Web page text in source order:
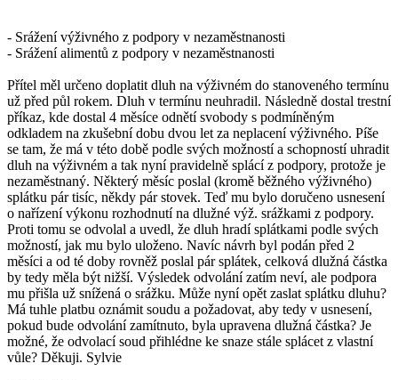
- Srážení výživného z podpory v nezaměstnanosti
- Srážení alimentů z podpory v nezaměstnanosti
Přítel měl určeno doplatit dluh na výživném do stanoveného termínu
už před půl rokem. Dluh v termínu neuhradil. Následně dostal trestní
příkaz, kde dostal 4 měsíce odnětí svobody s podmíněným
odkladem na zkušební dobu dvou let za neplacení výživného. Píše
se tam, že má v této době podle svých možností a schopností uhradit
dluh na výživném a tak nyní pravidelně splácí z podpory, protože je
nezaměstnaný. Některý měsíc poslal (kromě běžného výživného)
splátku pár tisíc, někdy pár stovek. Teď mu bylo doručeno usnesení
o nařízení výkonu rozhodnutí na dlužné výž. srážkami z podpory.
Proti tomu se odvolal a uvedl, že dluh hradí splátkami podle svých
možností, jak mu bylo uloženo. Navíc návrh byl podán před 2
měsíci a od té doby rovněž poslal pár splátek, celková dlužná částka
by tedy měla být nižší. Výsledek odvolání zatím neví, ale podpora
mu přišla už snížená o srážku. Může nyní opět zaslat splátku dluhu?
Má tuhle platbu oznámit soudu a požadovat, aby tedy v usnesení,
pokud bude odvolání zamítnuto, byla upravena dlužná částka? Je
možné, že odvolací soud přihlédne ke snaze stále splácet z vlastní
vůle? Děkuji. Sylvie